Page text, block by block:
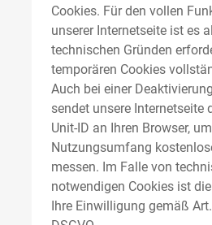
Cookies. Für den vollen
unserer Internetseite ist es
technischen Gründen
temporären Cookies
Auch bei einer
sendet unsere Internetseite
Unit-ID an Ihren Browser,
Nutzungsumfang
messen. Im Falle von
notwendigen Cookies ist
Ihre Einwilligung gemäß